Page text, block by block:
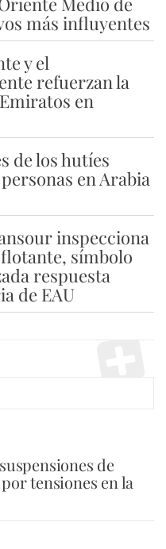
más influyentes
y el
refuerzan la
en
de los hutíes
en Arabia
inspecciona
símbolo
respuesta
de EAU
de
tensiones en la